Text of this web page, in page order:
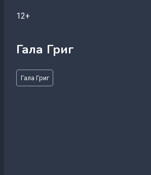
12+
Гала Григ
Метки
записи:
Гала Григ